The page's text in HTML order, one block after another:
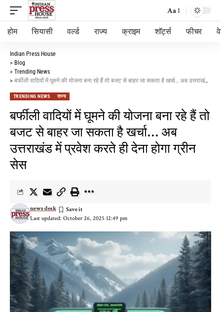
Aa
होम सियासी वर्ल्ड राज्य क्राइम शॉर्ट्स फीचर
Indian Press House
> Blog
> Trending News
> बर्फीली वादियों में घूमने की योजना बना रहे हैं तो बजट से बाहर जा सकता है खर्चा… अब उत्तराखंड में प्रवेश करते ही देना होगा ग्रीन सेस
TRENDING NEWS राज्य
बर्फीली वादियों में घूमने की योजना बना रहे हैं तो
बजट से बाहर जा सकता है खर्चा… अब
उत्तराखंड में प्रवेश करते ही देना होगा ग्रीन
सेस
Last updated: October 26, 2025 12:49 pm
news desk